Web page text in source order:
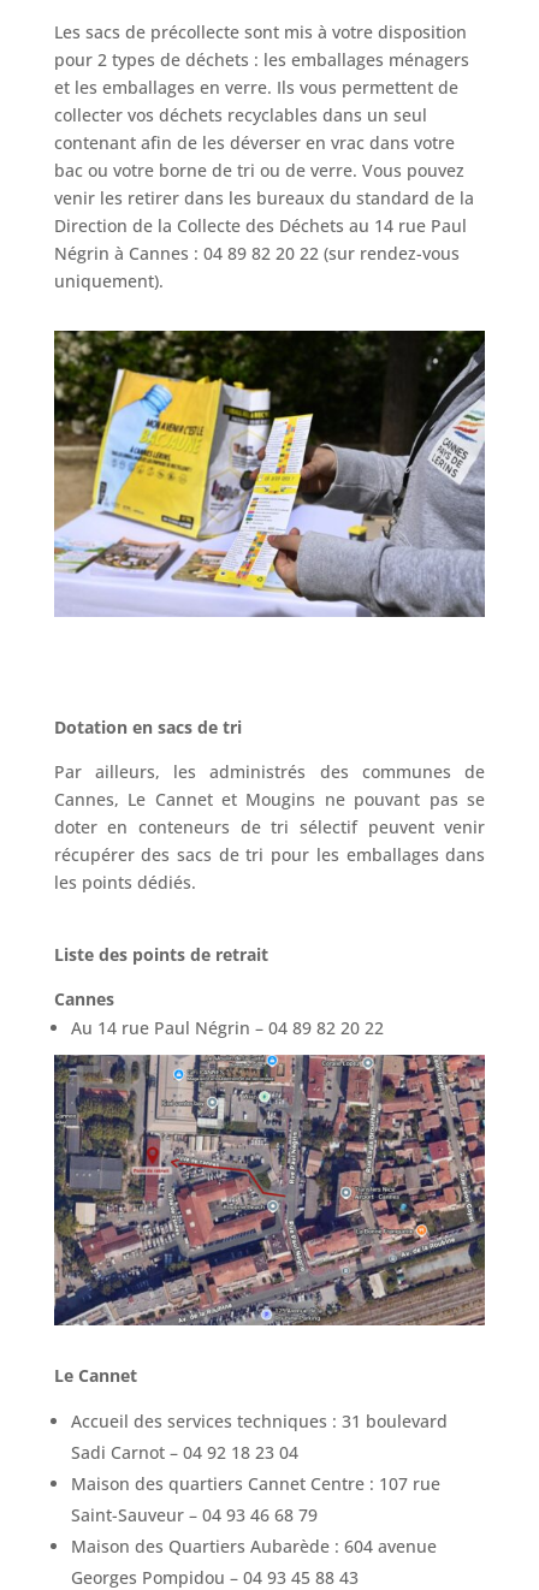
Les sacs de précollecte sont mis à votre disposition
pour 2 types de déchets : les emballages ménagers
et les emballages en verre. Ils vous permettent de
collecter vos déchets recyclables dans un seul
contenant afin de les déverser en vrac dans votre
bac ou votre borne de tri ou de verre. Vous pouvez
venir les retirer dans les bureaux du standard de la
Direction de la Collecte des Déchets au 14 rue Paul
Négrin à Cannes : 04 89 82 20 22 (sur rendez-vous
uniquement).
Dotation en sacs de tri
Par ailleurs, les administrés des communes de
Cannes, Le Cannet et Mougins ne pouvant pas se
doter en conteneurs de tri sélectif peuvent venir
récupérer des sacs de tri pour les emballages dans
les points dédiés.
Liste des points de retrait
Cannes
Au 14 rue Paul Négrin – 04 89 82 20 22
Le Cannet
Accueil des services techniques : 31 boulevard
Sadi Carnot – 04 92 18 23 04
Maison des quartiers Cannet Centre : 107 rue
Saint-Sauveur – 04 93 46 68 79
Maison des Quartiers Aubarède : 604 avenue
Georges Pompidou – 04 93 45 88 43